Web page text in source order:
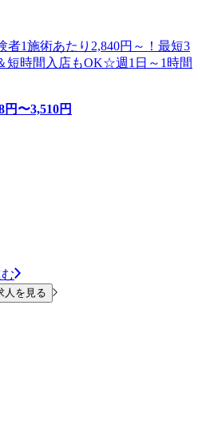
者1施術あたり2,840円～！最短3
短時間入店もOK☆週1日～1時間
円〜3,510円
人を見る